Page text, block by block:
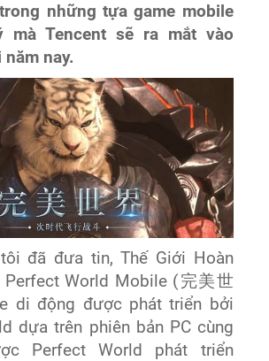
những tựa game mobile
mà Tencent sẽ ra mắt vào
nay.
đã đưa tin, Thế Giới Hoàn
Perfect World Mobile (完美世
di động được phát triển bởi
dựa trên phiên bản PC cùng
Perfect World phát triển